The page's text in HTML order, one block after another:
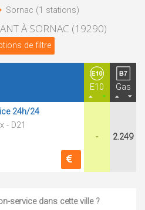
Sornac (1 stations)
À SORNAC (19290)
de filtre
E10 Gas
24h/24
- D21
- 2.249
service dans cette ville ?